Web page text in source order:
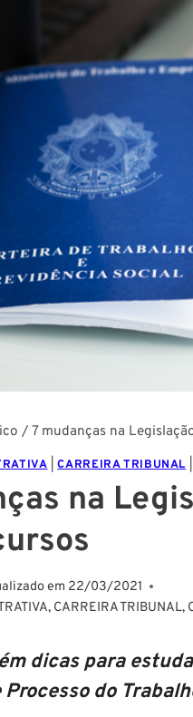
/ 7 mudanças na
|CARREIRA TRIBUNAL
na
em 22/03/2021
, CARREIRA TRIBUNAL,
dicas para
Processo do